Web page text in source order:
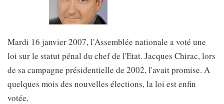
Mardi 16 janvier 2007, l'Assemblée nationale a voté une
loi sur le statut pénal du chef de l'Etat. Jacques Chirac, lors
de sa campagne présidentielle de 2002, l'avait promise. A
quelques mois des nouvelles élections, la loi est enfin
votée.